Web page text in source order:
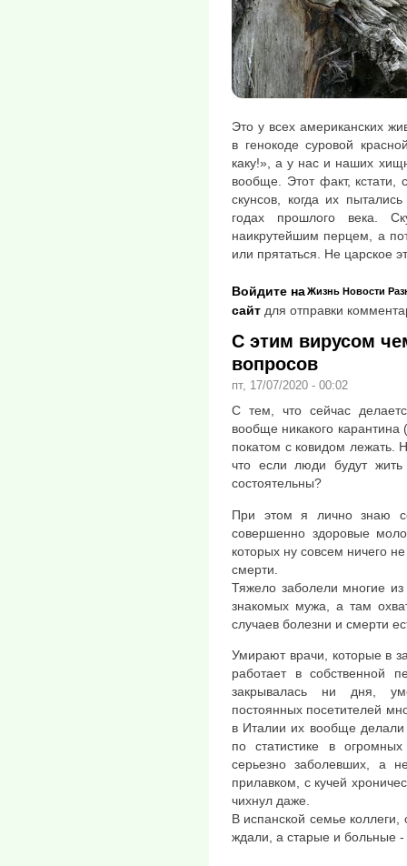
Это у всех американских
в генокоде суровой
каку!», а у нас и наших
вообще. Этот факт, кстати,
скунсов, когда их
годах прошлого века.
наикрутейшим перцем, а
или прятаться. Не царское
Жизнь Новости
Войдите на
сайт для отправки
С этим вирусом
вопросов
пт, 17/07/2020 - 00:02
С тем, что сейчас
вообще никакого
покатом с ковидом лежать.
что если люди будут
состоятельны?
При этом я лично знаю
совершенно здоровые
которых ну совсем ничего
смерти.
Тяжело заболели многие
знакомых мужа, а там
случаев болезни и смерти
Умирают врачи, которые в
работает в собственной
закрывалась ни дня,
постоянных посетителей
в Италии их вообще делали
по статистике в
серьезно заболевших, а
прилавком, с кучей
чихнул даже.
В испанской семье
ждали, а старые и больные -